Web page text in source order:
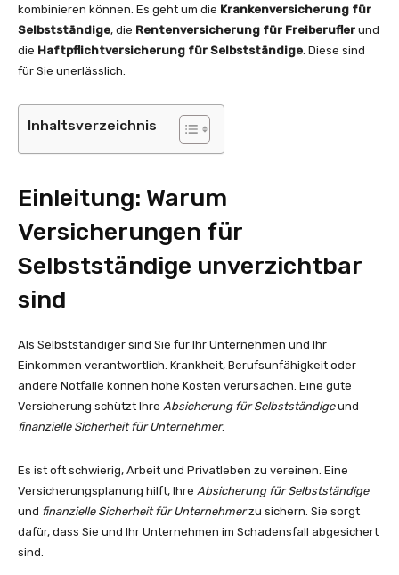
kombinieren können. Es geht um die Krankenversicherung für
Selbstständige, die Rentenversicherung für Freiberufler und
die Haftpflichtversicherung für Selbstständige. Diese sind
für Sie unerlässlich.
Inhaltsverzeichnis
Einleitung: Warum
Versicherungen für
Selbstständige unverzichtbar
sind
Als Selbstständiger sind Sie für Ihr Unternehmen und Ihr
Einkommen verantwortlich. Krankheit, Berufsunfähigkeit oder
andere Notfälle können hohe Kosten verursachen. Eine gute
Versicherung schützt Ihre Absicherung für Selbstständigeund
finanzielle Sicherheit für Unternehmer.
Es ist oft schwierig, Arbeit und Privatleben zu vereinen. Eine
Versicherungsplanung hilft, Ihre Absicherung für Selbstständige
und finanzielle Sicherheit für Unternehmerzu sichern. Sie sorgt
dafür, dass Sie und Ihr Unternehmen im Schadensfall abgesichert
sind.